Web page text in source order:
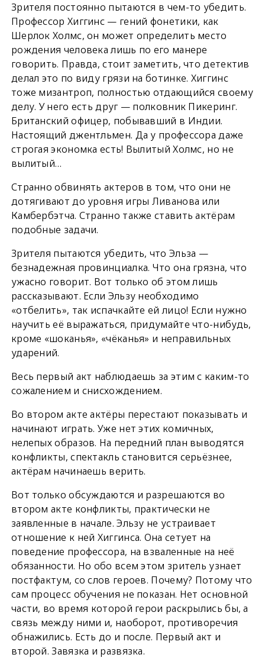
Зрителя постоянно пытаются в чем-то убедить.
Профессор Хиггинс — гений фонетики, как
Шерлок Холмс, он может определить место
рождения человека лишь по его манере
говорить. Правда, стоит заметить, что детектив
делал это по виду грязи на ботинке. Хиггинс
тоже мизантроп, полностью отдающийся своему
делу. У него есть друг — полковник Пикеринг.
Британский офицер, побывавший в Индии.
Настоящий джентльмен. Да у профессора даже
строгая экономка есть! Вылитый Холмс, но не
вылитый…
Странно обвинять актеров в том, что они не
дотягивают до уровня игры Ливанова или
Камбербэтча. Странно также ставить актёрам
подобные задачи.
Зрителя пытаются убедить, что Эльза —
безнадежная провинциалка. Что она грязна, что
ужасно говорит. Вот только об этом лишь
рассказывают. Если Эльзу необходимо
«отбелить», так испачкайте ей лицо! Если нужно
научить её выражаться, придумайте что-нибудь,
кроме «шоканья», «чёканья» и неправильных
ударений.
Весь первый акт наблюдаешь за этим с каким-то
сожалением и снисхождением.
Во втором акте актёры перестают показывать и
начинают играть. Уже нет этих комичных,
нелепых образов. На передний план выводятся
конфликты, спектакль становится серьёзнее,
актёрам начинаешь верить.
Вот только обсуждаются и разрешаются во
втором акте конфликты, практически не
заявленные в начале. Эльзу не устраивает
отношение к ней Хиггинса. Она сетует на
поведение профессора, на взваленные на неё
обязанности. Но обо всем этом зритель узнает
постфактум, со слов героев. Почему? Потому что
сам процесс обучения не показан. Нет основной
части, во время которой герои раскрылись бы, а
связь между ними и, наоборот, противоречия
обнажились. Есть до и после. Первый акт и
второй. Завязка и развязка.